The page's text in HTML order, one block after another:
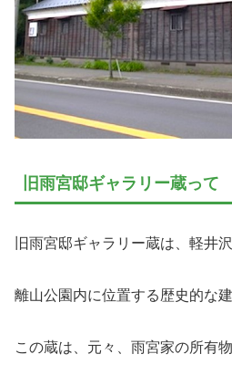
旧雨宮邸ギャラリー蔵って
旧雨宮邸ギャラリー蔵は、軽井
離山公園内に位置する歴史的な建
この蔵は、元々、雨宮家の所有物